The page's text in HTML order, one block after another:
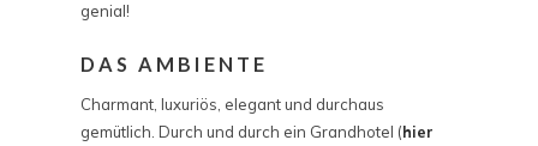
genial!
DAS AMBIENTE
Charmant, luxuriös, elegant und durchaus
gemütlich. Durch und durch ein Grandhotel (hier